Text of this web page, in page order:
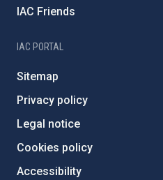
IAC Friends
IAC PORTAL
Sitemap
Privacy policy
Legal notice
Cookies policy
Accessibility